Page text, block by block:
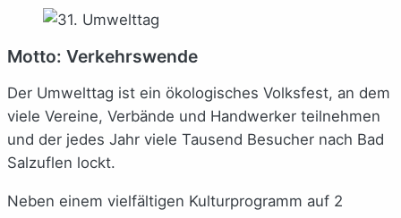
Motto: Verkehrswende
Der Umwelttag ist ein ökologisches Volksfest, an dem
viele Vereine, Verbände und Handwerker teilnehmen
und der jedes Jahr viele Tausend Besucher nach Bad
Salzuflen lockt.
Neben einem vielfältigen Kulturprogramm auf 2